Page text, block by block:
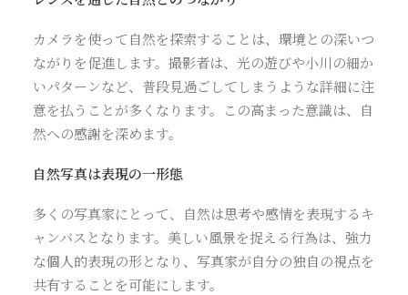
カメラを使って自然を探索することは、環境との深いつ
ながりを促進します。撮影者は、光の遊びや小川の細か
いパターンなど、普段見過ごしてしまうような詳細に注
意を払うことが多くなります。この高まった意識は、自
然への感謝を深めます。
自然写真は表現の一形態
多くの写真家にとって、自然は思考や感情を表現するキ
ャンバスとなります。美しい風景を捉える行為は、強力
な個人的表現の形となり、写真家が自分の独自の視点を
共有することを可能にします。